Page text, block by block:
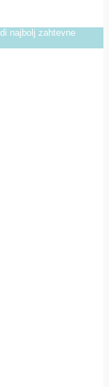
najbolj zahtevne